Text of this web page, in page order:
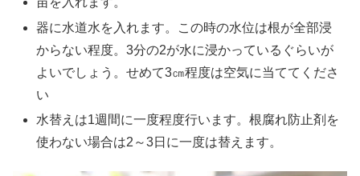
器に水道水を入れます。この時の水位は根が全部浸
からない程度。3分の2が水に浸かっているぐらいが
よいでしょう。せめて3㎝程度は空気に当ててくださ
い
水替えは1週間に一度程度行います。根腐れ防止剤を
使わない場合は2～3日に一度は替えます。